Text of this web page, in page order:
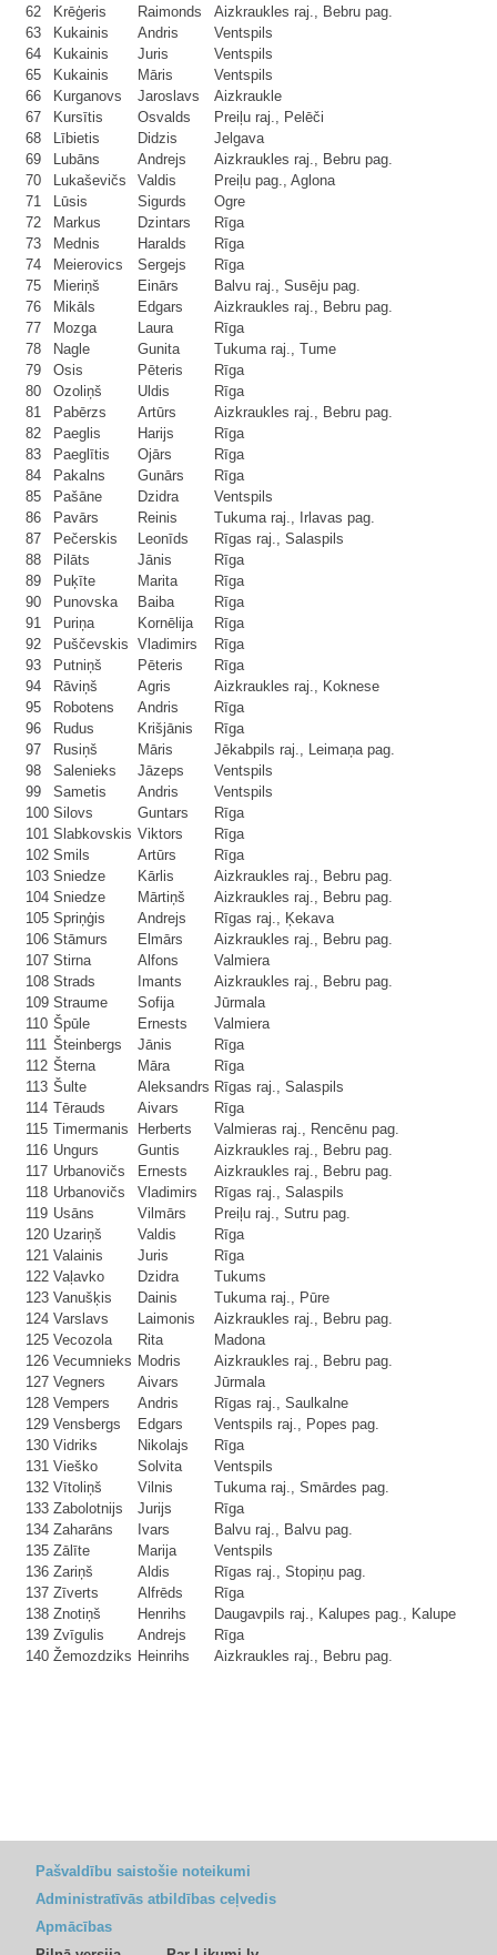
62
Krēģeris Raimonds
Aizkraukles raj., Bebru pag.
63
Kukainis Andris
Ventspils
64
Kukainis Juris
Ventspils
65
Kukainis Māris
Ventspils
66
Kurganovs Jaroslavs
Aizkraukle
67
Kursītis Osvalds
Preiļu raj., Pelēči
68
Lībietis Didzis
Jelgava
69
Lubāns Andrejs
Aizkraukles raj., Bebru pag.
70
Lukaševičs Valdis
Preiļu pag., Aglona
71
Lūsis Sigurds
Ogre
72
Markus Dzintars
Rīga
73
Mednis Haralds
Rīga
74
Meierovics Sergejs
Rīga
75
Mieriņš Einārs
Balvu raj., Susēju pag.
76
Mikāls Edgars
Aizkraukles raj., Bebru pag.
77
Mozga Laura
Rīga
78
Nagle Gunita
Tukuma raj., Tume
79
Osis Pēteris
Rīga
80
Ozoliņš Uldis
Rīga
81
Pabērzs Artūrs
Aizkraukles raj., Bebru pag.
82
Paeglis Harijs
Rīga
83
Paeglītis Ojārs
Rīga
84
Pakalns Gunārs
Rīga
85
Pašāne Dzidra
Ventspils
86
Pavārs Reinis
Tukuma raj., Irlavas pag.
87
Pečerskis Leonīds
Rīgas raj., Salaspils
88
Pilāts Jānis
Rīga
89
Puķīte Marita
Rīga
90
Punovska Baiba
Rīga
91
Puriņa Kornēlija
Rīga
92
Puščevskis Vladimirs
Rīga
93
Putniņš Pēteris
Rīga
94
Rāviņš Agris
Aizkraukles raj., Koknese
95
Robotens Andris
Rīga
96
Rudus Krišjānis
Rīga
97
Rusiņš Māris
Jēkabpils raj., Leimaņa pag.
98
Salenieks Jāzeps
Ventspils
99
Sametis Andris
Ventspils
100 Silovs Guntars
Rīga
101 Slabkovskis Viktors
Rīga
102 Smils Artūrs
Rīga
103 Sniedze Kārlis
Aizkraukles raj., Bebru pag.
104 Sniedze Mārtiņš
Aizkraukles raj., Bebru pag.
105 Spriņģis Andrejs
Rīgas raj., Ķekava
106 Stāmurs Elmārs
Aizkraukles raj., Bebru pag.
107 Stirna Alfons
Valmiera
108 Strads Imants
Aizkraukles raj., Bebru pag.
109 Straume Sofija
Jūrmala
110 Špūle Ernests
Valmiera
111 Šteinbergs Jānis
Rīga
112 Šterna Māra
Rīga
113 Šulte Aleksandrs Rīgas raj., Salaspils
114 Tērauds Aivars
Rīga
115 Timermanis Herberts
Valmieras raj., Rencēnu pag.
116 Ungurs Guntis
Aizkraukles raj., Bebru pag.
117 Urbanovičs Ernests
Aizkraukles raj., Bebru pag.
118 Urbanovičs Vladimirs
Rīgas raj., Salaspils
119 Usāns Vilmārs
Preiļu raj., Sutru pag.
120 Uzariņš Valdis
Rīga
121 Valainis Juris
Rīga
122 Vaļavko Dzidra
Tukums
123 Vanušķis Dainis
Tukuma raj., Pūre
124 Varslavs Laimonis
Aizkraukles raj., Bebru pag.
125 Vecozola Rita
Madona
126 Vecumnieks Modris
Aizkraukles raj., Bebru pag.
127 Vegners Aivars
Jūrmala
128 Vempers Andris
Rīgas raj., Saulkalne
129 Vensbergs Edgars
Ventspils raj., Popes pag.
130 Vidriks Nikolajs
Rīga
131 Vieško Solvita
Ventspils
132 Vītoliņš Vilnis
Tukuma raj., Smārdes pag.
133 Zabolotnijs Jurijs
Rīga
134 Zaharāns Ivars
Balvu raj., Balvu pag.
135 Zālīte Marija
Ventspils
136 Zariņš Aldis
Rīgas raj., Stopiņu pag.
137 Zīverts Alfrēds
Rīga
138 Znotiņš Henrihs
Daugavpils raj., Kalupes pag., Kalupe
139 Zvīgulis Andrejs
Rīga
140 Žemozdziks Heinrihs Aizkraukles raj., Bebru pag.
Pašvaldību saistošie noteikumi
Administratīvās atbildības ceļvedis
Apmācības